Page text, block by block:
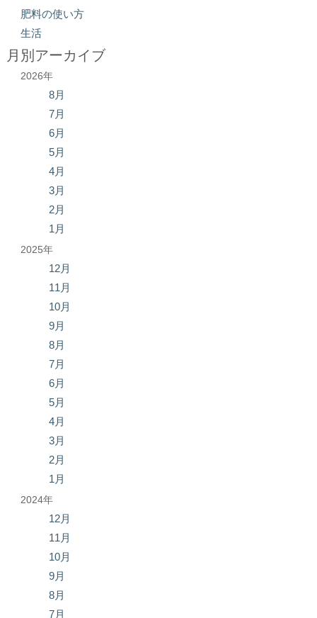
肥料の使い方
生活
月別アーカイブ
2026年
8月
7月
6月
5月
4月
3月
2月
1月
2025年
12月
11月
10月
9月
8月
7月
6月
5月
4月
3月
2月
1月
2024年
12月
11月
10月
9月
8月
7月